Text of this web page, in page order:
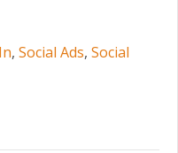
, Social Ads, Social